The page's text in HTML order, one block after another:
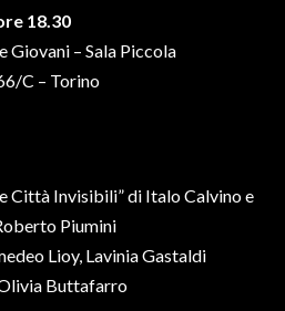
18.30
Giovani – Sala Piccola
C – Torino
Città Invisibili” di Italo Calvino e
Piumini
Lioy, Lavinia Gastaldi
Buttafarro